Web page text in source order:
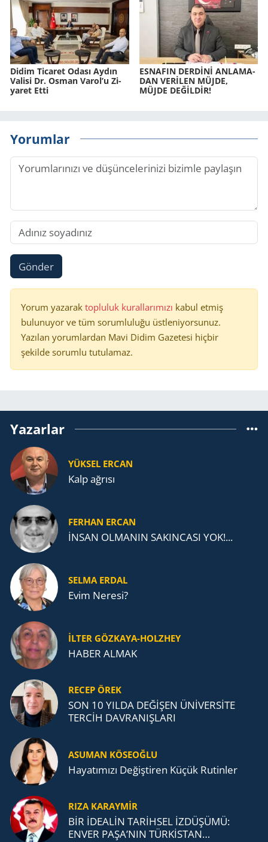
Didim Ti­ca­ret Odası Aydın
Va­li­si Dr. Osman Varol’u Zi­
ya­ret Etti
ES­NA­FIN DERDİNİ AN­LA­MA­
DAN VERİLEN MÜJDE,
MÜJDE DEĞİLDİR!
Yorumlar
Gönder
Yorum yazarak topluluk kurallarımızı kabul etmiş
bulunuyor ve tüm sorumluluğu üstleniyorsunuz.
Yazılan yorumlardan Mavi Didim Gazetesi hiçbir
şekilde sorumlu tutulamaz.
Yazarlar
YÜKSEL ERCAN
Kalp ağrısı
FERHAN ERCAN
İNSAN OLMANIN SAKINCASI YOK!...
SELMA ERDAL
Evim Neresi?
İLTER GÖZKAYA-HOLZHEY
HABER ALMAK
RECEP ÖREK
SON 10 YILDA DEĞİŞEN ÜNİVERSİTE
TERCİH DAVRANIŞLARI
ASUMAN KÖSEOĞLU
Ha­ya­tı­mı­zı De­ğiş­ti­ren Küçük Ru­tin­ler
RIZA KARAYMIR
BİR İDEALİN TARİHSEL İZDÜŞÜMÜ:
ENVER PAŞA’NIN TÜRKİSTAN